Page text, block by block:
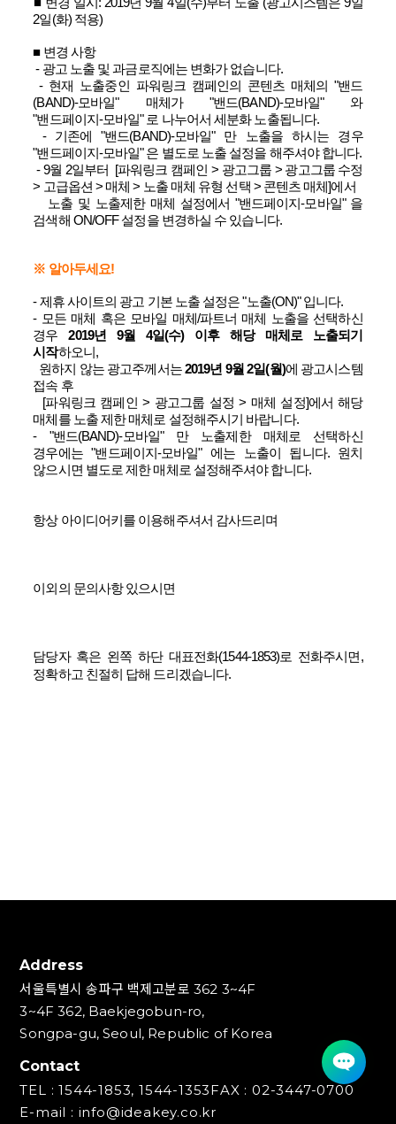
2일(화) 적용)
■ 변경 사항
- 광고 노출 및 과금로직에는 변화가 없습니다.
- 현재 노출중인 파워링크 캠페인의 콘텐츠 매체의 "밴드
(BAND)-모바일" 매체가 "밴드(BAND)-모바일" 와
"밴드페이지-모바일" 로 나누어서 세분화 노출됩니다.
- 기존에 "밴드(BAND)-모바일" 만 노출을 하시는 경우
"밴드페이지-모바일" 은 별도로 노출 설정을 해주셔야 합니다.
- 9월 2일부터 [파워링크 캠페인 > 광고그룹 > 광고그룹 수정
> 고급옵션 > 매체 > 노출 매체 유형 선택 > 콘텐츠 매체]에서
노출 및 노출제한 매체 설정에서 "밴드페이지-모바일" 을
검색해 ON/OFF 설정을 변경하실 수 있습니다.
​※ 알아두세요!
​- 제휴 사이트의 광고 기본 노출 설정은 "노출(ON)" 입니다.
- 모든 매체 혹은 모바일 매체/파트너 매체 노출을 선택하신
경우2019년 9월 4일(수) 이후 해당 매체로 노출되기
시작하오니,
원하지 않는 광고주께서는2019년 9월 2일(월)에 광고시스템
접속 후
[파워링크 캠페인 > 광고그룹 설정 > 매체 설정]에서 해당
매체를 노출 제한 매체로 설정해주시기 바랍니다.
-
"밴드(BAND)-모바일" 만 노출제한 매체로 선택하신
경우에는 "밴드페이지-모바일" 에는 노출이 됩니다. 원치
않으시면 별도로 제한 매체로 설정해주셔야 합니다.
항상 아이디어키를 이용해주셔서 감사드리며
이외의 문의사항 있으시면
담당자 혹은 왼쪽 하단 대표전화(1544-1853)로 전화주시면,
정확하고 친절히 답해 드리겠습니다.
Address
서울특별시 송파구 백제고분로 362 3~4F
3~4F 362, Baekjegobun-ro,
Songpa-gu, Seoul, Republic of Korea
Contact
TEL : 1544-1853, 1544-1353FAX : 02-3447-0700
E-mail : info@ideakey.co.kr